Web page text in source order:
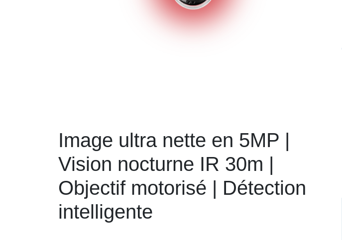
Image ultra nette en 5MP |
Vision nocturne IR 30m |
Objectif motorisé | Détection
intelligente